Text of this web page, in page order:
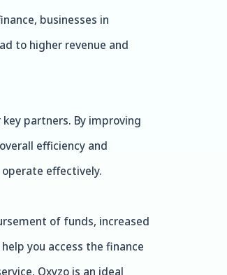
businesses in
to higher revenue and
partners. By improving
efficiency and
effectively.
of funds, increased
you access the finance
Oxyzo is an ideal